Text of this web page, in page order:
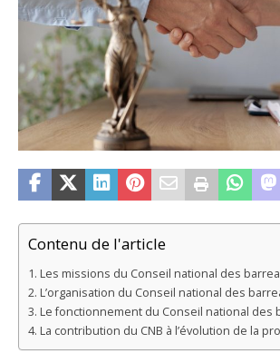
Contenu de l'article
Les missions du Conseil national des
L’organisation du Conseil national des
Le fonctionnement du Conseil national des
La contribution du CNB à l’évolution de la